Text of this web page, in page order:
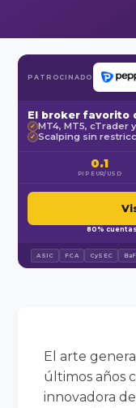
PATROCINADO
El broker favorito
✓ MT4, MT5, cTrader
✓ Scalping sin
0.1
PIP EUR/USD
80%
ASIC FCA CySEC
El arte
últimos años
innovadora